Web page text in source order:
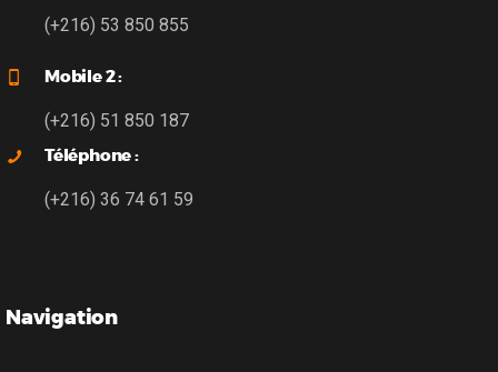
(+216) 53 850 855
Mobile 2 :
(+216) 51 850 187
Téléphone :
(+216) 36 74 61 59
Navigation